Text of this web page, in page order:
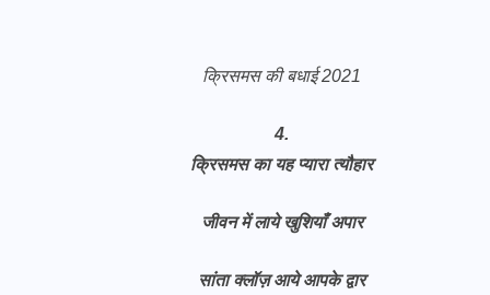
क्रिसमस की बधाई 2021
4.
क्रिसमस का यह प्यारा त्यौहार
जीवन में लाये खुशियाँ अपार
सांता क्लॉज़ आये आपके द्वार